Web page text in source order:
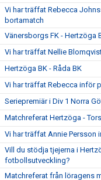
Vi har träffat Rebecca
bortamatch
Vänersborgs FK - Hertzöga
Vi har träffat Nellie
Hertzöga BK - Råda BK
Vi har träffat Rebecca inför
Seriepremiär i Div 1 Norra
Matchreferat Hertzöga -
Vi har träffat Annie Persson
Vill du stödja tjejerna i
fotbollsutveckling?
Matchreferat från löragens